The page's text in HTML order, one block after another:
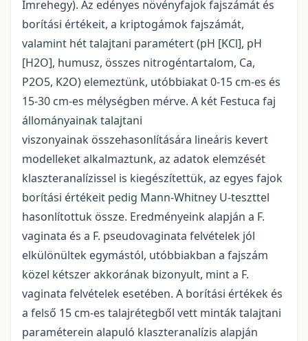
Imrehegy). Az edényes növényfajok fajszámát és
borítási értékeit, a kriptogámok fajszámát,
valamint hét talajtani paramétert (pH [KCl], pH
[H2O], humusz, összes nitrogéntartalom, Ca,
P2O5, K2O) elemeztünk, utóbbiakat 0-15 cm-es és
15-30 cm-es mélységben mérve. A két Festuca faj
állományainak talajtani
viszonyainak összehasonlítására lineáris kevert
modelleket alkalmaztunk, az adatok elemzését
klaszteranalízissel is kiegészítettük, az egyes fajok
borítási értékeit pedig Mann-Whitney U-teszttel
hasonlítottuk össze. Eredményeink alapján a F.
vaginata és a F. pseudovaginata felvételek jól
elkülönültek egymástól, utóbbiakban a fajszám
közel kétszer akkorának bizonyult, mint a F.
vaginata felvételek esetében. A borítási értékek és
a felső 15 cm-es talajrétegből vett minták talajtani
paraméterein alapuló klaszteranalízis alapján